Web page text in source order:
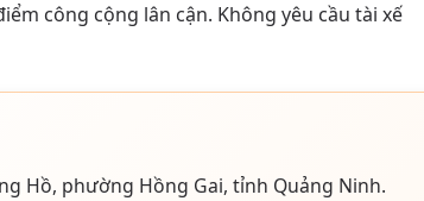
công cộng lân cận. Không yêu cầu tài xế
Hồ, phường Hồng Gai, tỉnh Quảng Ninh.